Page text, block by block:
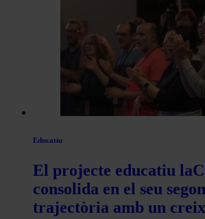
Educatiu
El projecte educatiu
consolida en el seu
trajectòria amb un